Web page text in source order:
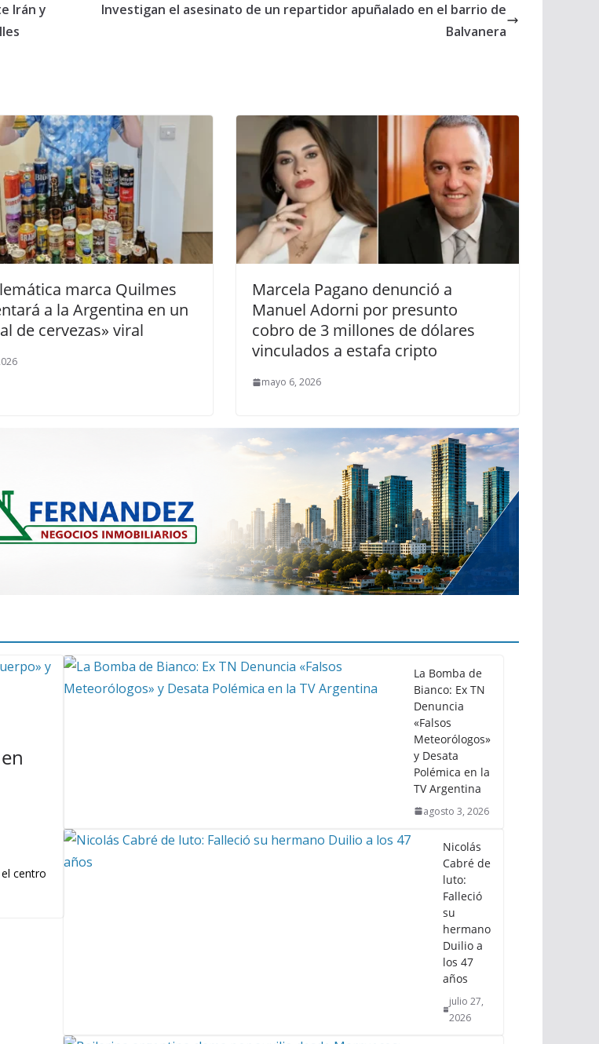
Irán y
Investigan el asesinato de un repartidor apuñalado en el barrio de
Balvanera
marca Quilmes
a la Argentina en un
de cervezas» viral
Marcela Pagano denunció a
Manuel Adorni por presunto
cobro de 3 millones de dólares
vinculados a estafa cripto
mayo 6, 2026
centro
La Bomba de
Bianco: Ex TN
Denuncia
«Falsos
Meteorólogos»
y Desata
Polémica en la
TV Argentina
agosto 3, 2026
Nicolás
Cabré de
luto:
Falleció
su
hermano
Duilio a
los 47
años
julio 27,
2026